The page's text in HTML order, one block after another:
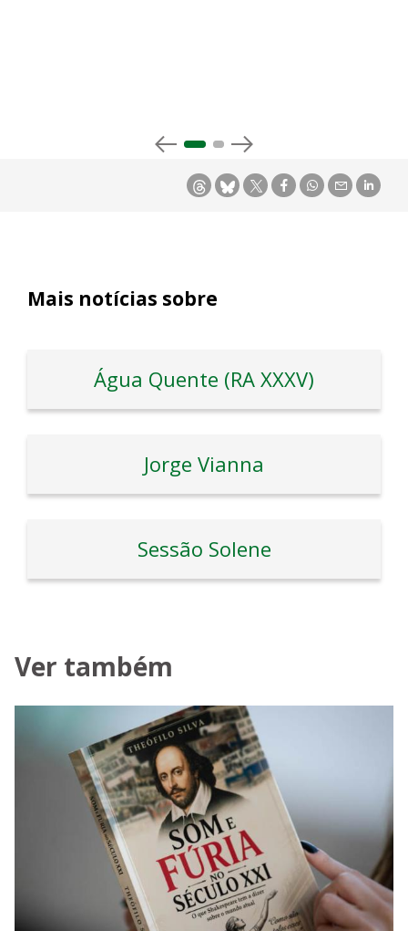
Mais notícias sobre
Água Quente (RA XXXV)
Jorge Vianna
Sessão Solene
Ver também